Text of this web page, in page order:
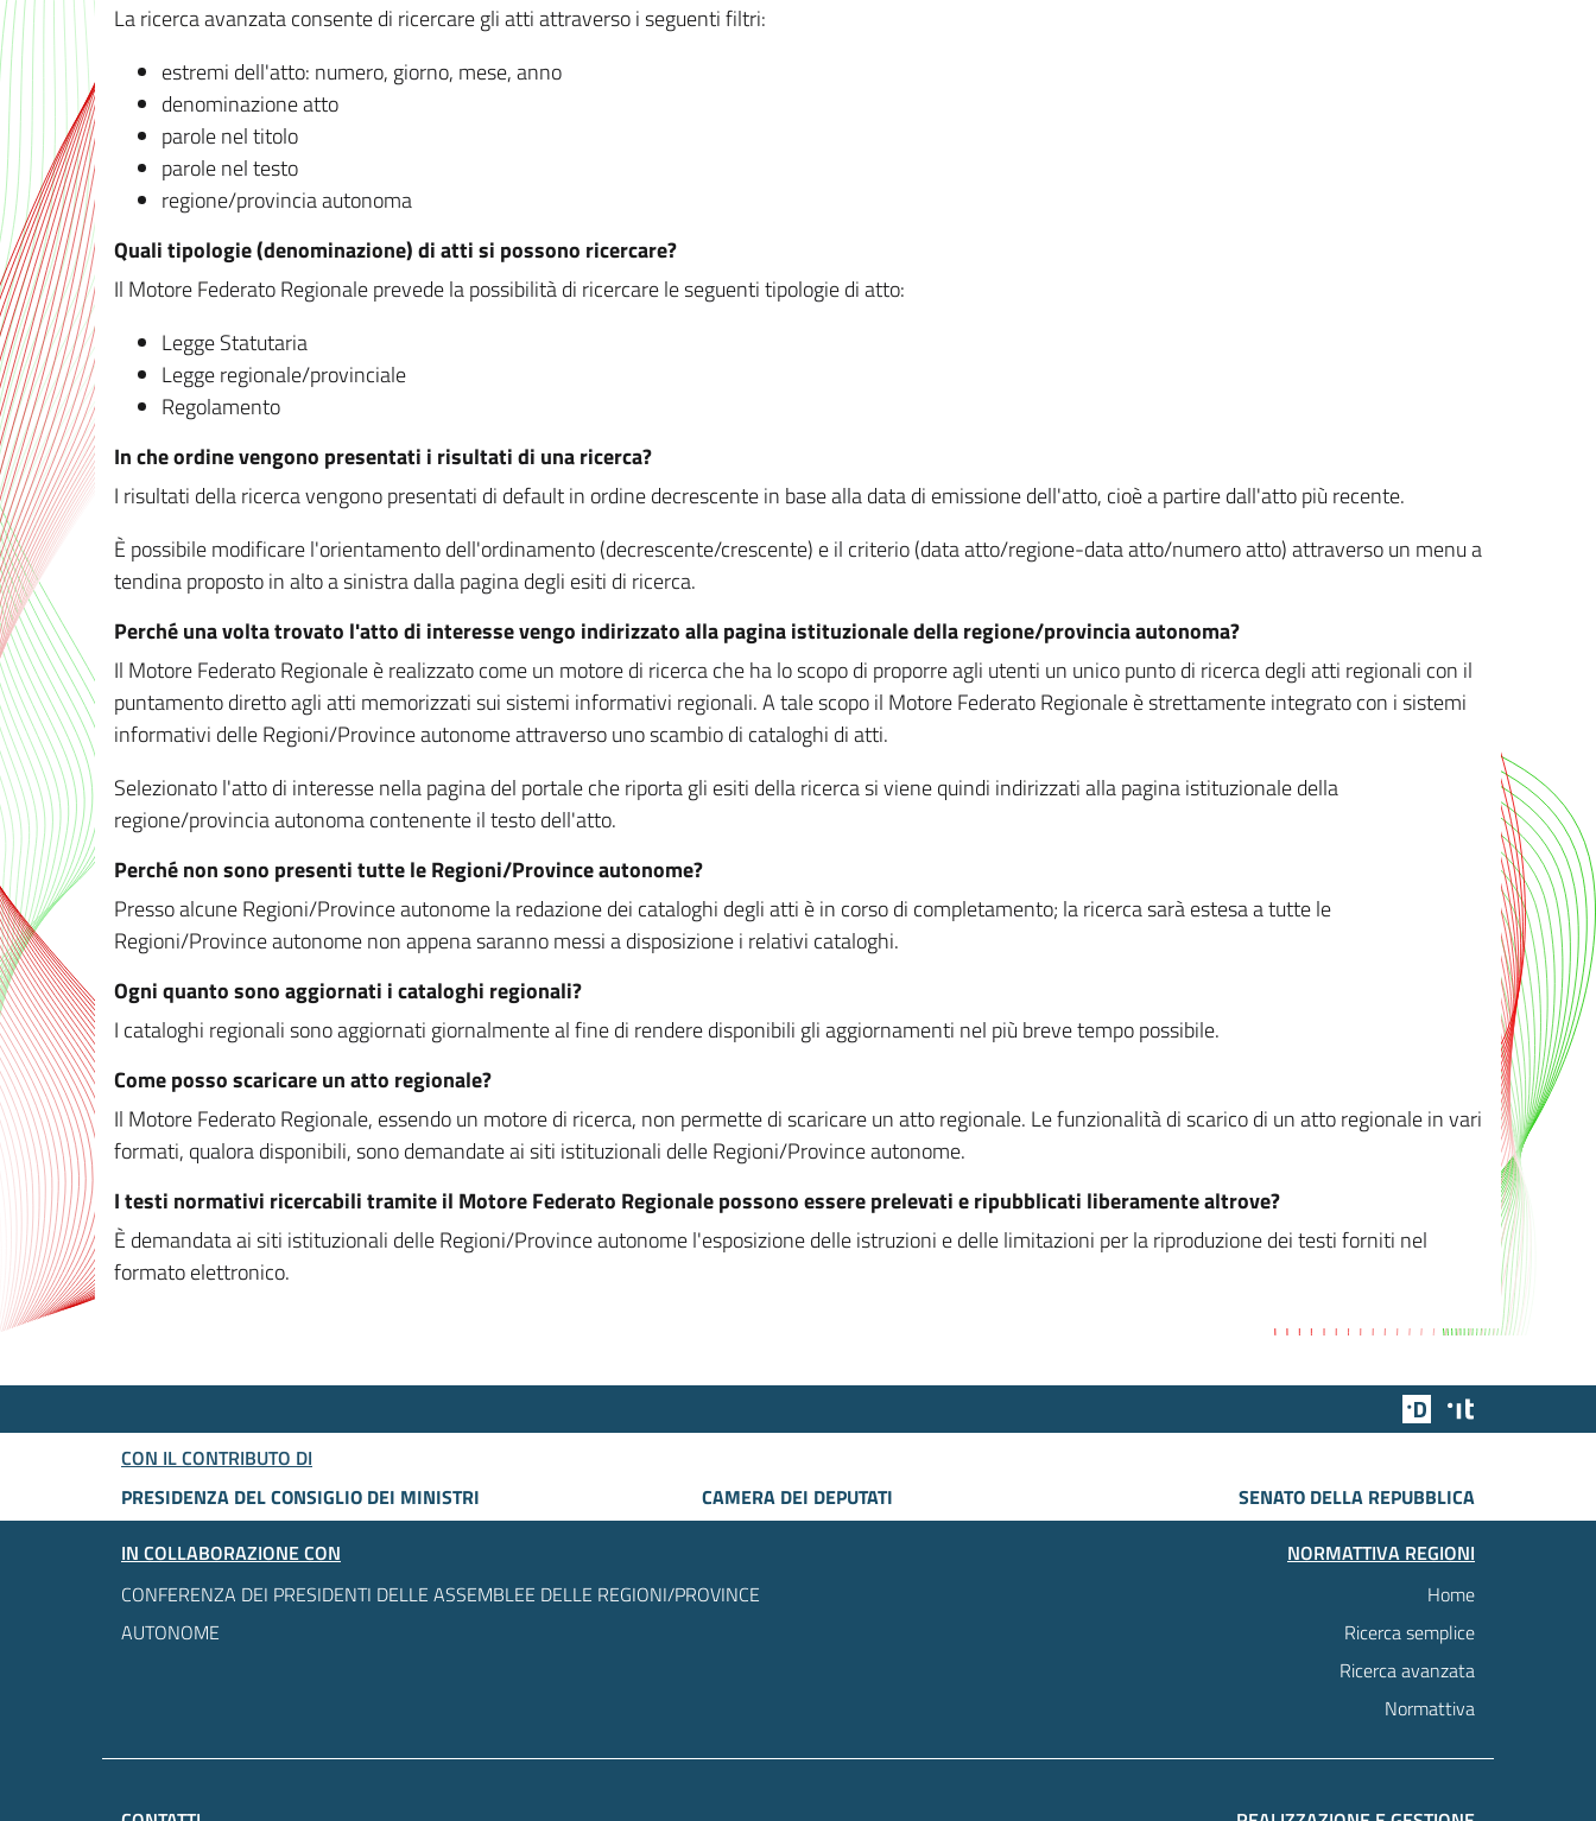
La ricerca avanzata consente di ricercare gli atti attraverso i seguenti filtri:
estremi dell'atto: numero, giorno, mese, anno
denominazione atto
parole nel titolo
parole nel testo
regione/provincia autonoma
Quali tipologie (denominazione) di atti si possono ricercare?
Il Motore Federato Regionale prevede la possibilità di ricercare le seguenti tipologie di atto:
Legge Statutaria
Legge regionale/provinciale
Regolamento
In che ordine vengono presentati i risultati di una ricerca?
I risultati della ricerca vengono presentati di default in ordine decrescente in base alla data di emissione dell'atto, cioè a partire dall'atto più recente.
È possibile modificare l'orientamento dell'ordinamento (decrescente/crescente) e il criterio (data atto/regione-data atto/numero atto) attraverso un menu a
tendina proposto in alto a sinistra dalla pagina degli esiti di ricerca.
Perché una volta trovato l'atto di interesse vengo indirizzato alla pagina istituzionale della regione/provincia autonoma?
Il Motore Federato Regionale è realizzato come un motore di ricerca che ha lo scopo di proporre agli utenti un unico punto di ricerca degli atti regionali con il
puntamento diretto agli atti memorizzati sui sistemi informativi regionali. A tale scopo il Motore Federato Regionale è strettamente integrato con i sistemi
informativi delle Regioni/Province autonome attraverso uno scambio di cataloghi di atti.
Selezionato l'atto di interesse nella pagina del portale che riporta gli esiti della ricerca si viene quindi indirizzati alla pagina istituzionale della
regione/provincia autonoma contenente il testo dell'atto.
Perché non sono presenti tutte le Regioni/Province autonome?
Presso alcune Regioni/Province autonome la redazione dei cataloghi degli atti è in corso di completamento; la ricerca sarà estesa a tutte le
Regioni/Province autonome non appena saranno messi a disposizione i relativi cataloghi.
Ogni quanto sono aggiornati i cataloghi regionali?
I cataloghi regionali sono aggiornati giornalmente al fine di rendere disponibili gli aggiornamenti nel più breve tempo possibile.
Come posso scaricare un atto regionale?
Il Motore Federato Regionale, essendo un motore di ricerca, non permette di scaricare un atto regionale. Le funzionalità di scarico di un atto regionale in vari
formati, qualora disponibili, sono demandate ai siti istituzionali delle Regioni/Province autonome.
I testi normativi ricercabili tramite il Motore Federato Regionale possono essere prelevati e ripubblicati liberamente altrove?
È demandata ai siti istituzionali delle Regioni/Province autonome l'esposizione delle istruzioni e delle limitazioni per la riproduzione dei testi forniti nel
formato elettronico.
Team Digitale
CON IL CONTRIBUTO DI
PRESIDENZA DEL CONSIGLIO DEI MINISTRI
CAMERA DEI DEPUTATI
SENATO DELLA REPUBBLICA
IN COLLABORAZIONE CON
CONFERENZA DEI PRESIDENTI DELLE ASSEMBLEE DELLE REGIONI/PROVINCE
AUTONOME
NORMATTIVA REGIONI
Home
Ricerca semplice
Ricerca avanzata
Normattiva